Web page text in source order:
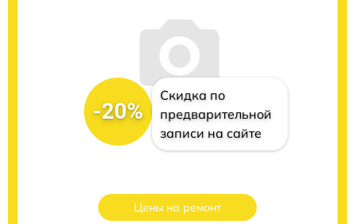
-20%
Скидка по
предварительной
записи на сайте
Цены на ремонт